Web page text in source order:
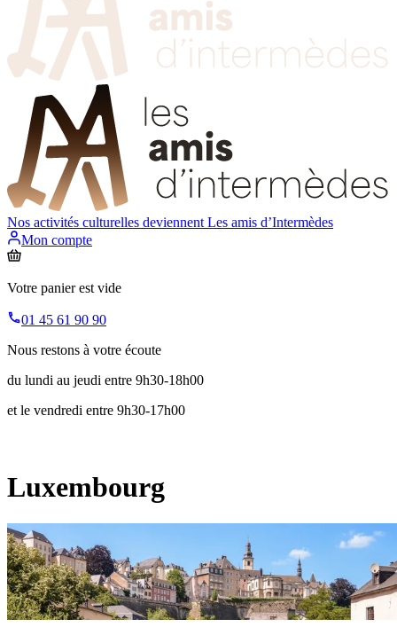
Nos activités culturelles deviennent Les amis d’Intermèdes
Mon compte
Votre panier est vide
01 45 61 90 90
Nous restons à votre écoute
du lundi au jeudi entre 9h30-18h00
et le vendredi entre 9h30-17h00
Luxembourg